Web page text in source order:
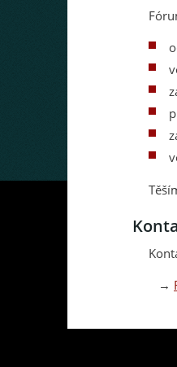
→